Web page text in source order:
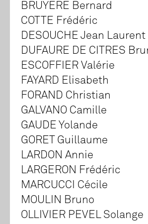
BRUYERE Bernard
COTTE Frédéric
DESOUCHE Jean Laurent
DUFAURE DE CITRES
ESCOFFIER Valérie
FAYARD Elisabeth
FORAND Christian
GALVANO Camille
GAUDE Yolande
GORET Guillaume
LARDON Annie
LARGERON Frédéric
MARCUCCI Cécile
MOULIN Bruno
OLLIVIER PEVEL Solange